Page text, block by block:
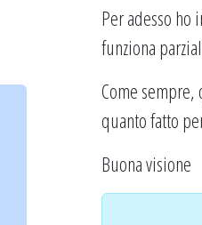
Per adesso
funziona
Come
quanto fatto
Buona visione